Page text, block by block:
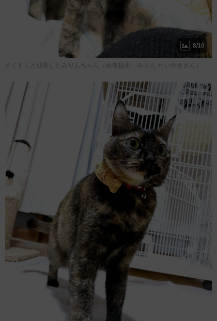
8/10
すくすくと成長したみりんちゃん（画像提供：みりん たいやきさん）